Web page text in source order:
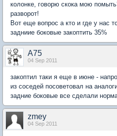
колонке, говорю скока мою
разворот!
Вот еще вопрос а кто и где у нас
задниие боковые закоптить 35%
A75
04 Sep 2011
закоптил таки я еще в июне -
из соседей посоветовал на
задние боковые все сделали
zmey
04 Sep 2011